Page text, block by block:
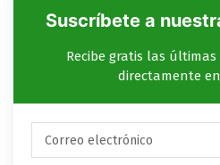
Suscríbete a
Recibe gratis las
directamente